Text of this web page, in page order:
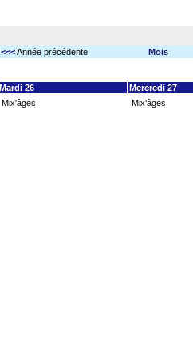
<<<Année précédente Mois
Mardi 26 Mercredi 27
Mix'âges Mix'âges